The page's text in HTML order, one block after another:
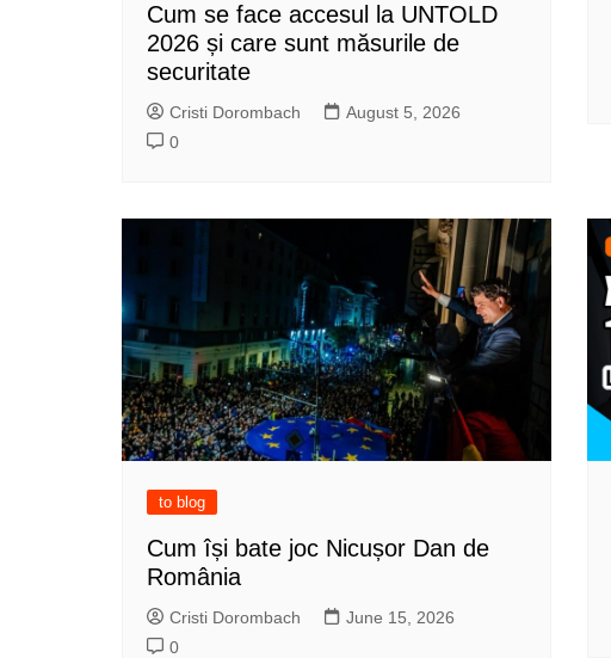
Cum se face accesul la UNTOLD
2026 și care sunt măsurile de
securitate
Cristi Dorombach
August 5, 2026
0
to blog
Cum își bate joc Nicușor Dan de
România
Cristi Dorombach
June 15, 2026
0